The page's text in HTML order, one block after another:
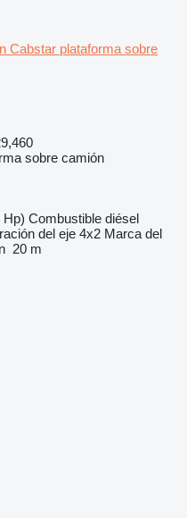
Cabstar plataforma sobre
sobre camión
Hp) Combustible diésel
del eje 4x2 Marca del
20 m